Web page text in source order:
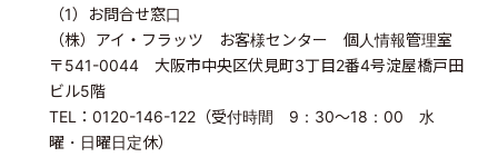
（1）お問合せ窓口
（株）アイ・フラッツ お客様センター 個人情報管理室
〒541-0044 大阪市中央区伏見町3丁目2番4号淀屋橋戸田
ビル5階
TEL：0120-146-122（受付時間 9：30〜18：00 水
曜・日曜日定休）